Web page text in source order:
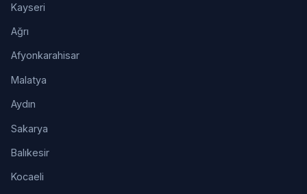
Kayseri
Ağrı
Afyonkarahisar
Malatya
Aydın
Sakarya
Balıkesir
Kocaeli